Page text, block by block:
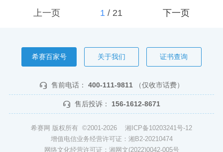
上一页 1/ 21 下一页
希赛百家号 关于我们 证书查询
售前电话： 400-111-9811 （仅收市话费）
售后投诉： 156-1612-8671
希赛网 版权所有 ©2001-2026 湘ICP备10203241号-12
增值电信业务经营许可证：湘B2-20210474
网络文化经营许可证：湘网文(2022)0042-005号